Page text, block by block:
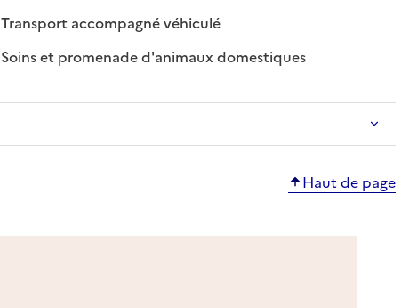
Transport accompagné véhiculé: disponible
: non disponible
Soins et promenade d'animaux domestiques: disponible
: non disponible
Haut de page